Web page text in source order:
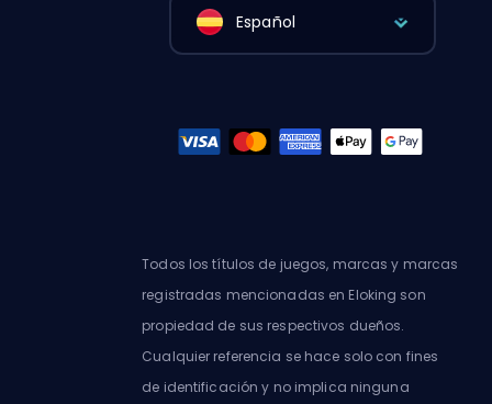
Español
Todos los títulos de juegos, marcas y marcas
registradas mencionadas en Eloking son
propiedad de sus respectivos dueños.
Cualquier referencia se hace solo con fines
de identificación y no implica ninguna